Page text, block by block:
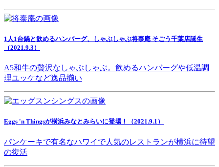
1人1台鍋と飲めるハンバーグ、しゃぶしゃぶ将泰庵 そごう千葉店誕生
（2021.9.3）
A5和牛の贅沢なしゃぶしゃぶ。飲めるハンバーグや低温調
理ユッケなど逸品揃い
Eggs 'n Thingsが横浜みなとみらいに登場！（2021.9.1）
パンケーキで有名なハワイで人気のレストランが横浜に待望
の復活